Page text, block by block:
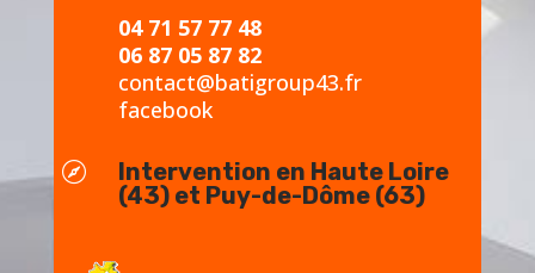
04 71 57 77 48
06 87 05 87 82
contact@batigroup43.fr
facebook

Intervention en Haute Loire
(43) et Puy-de-Dôme (63)